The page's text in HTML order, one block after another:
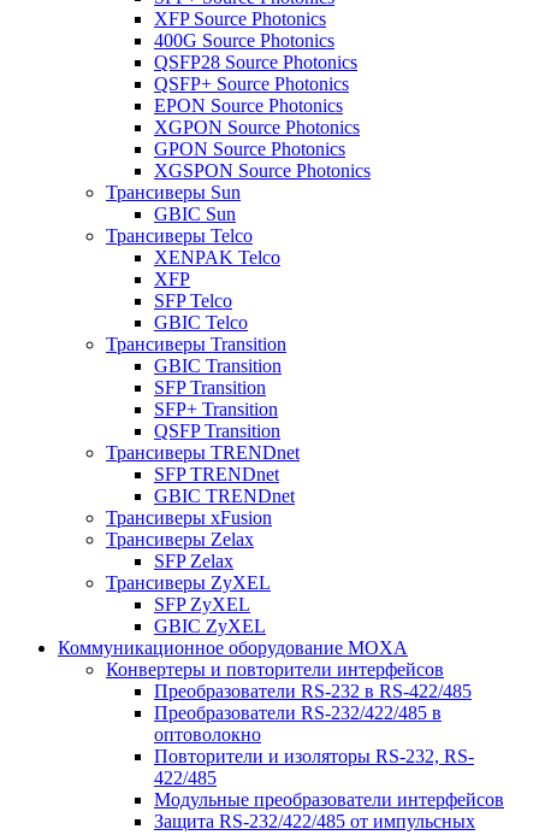
XFP Source Photonics
400G Source Photonics
QSFP28 Source Photonics
QSFP+ Source Photonics
EPON Source Photonics
XGPON Source Photonics
GPON Source Photonics
XGSPON Source Photonics
Трансиверы Sun
GBIC Sun
Трансиверы Telco
XENPAK Telco
XFP
SFP Telco
GBIC Telco
Трансиверы Transition
GBIC Transition
SFP Transition
SFP+ Transition
QSFP Transition
Трансиверы TRENDnet
SFP TRENDnet
GBIC TRENDnet
Трансиверы xFusion
Трансиверы Zelax
SFP Zelax
Трансиверы ZyXEL
SFP ZyXEL
GBIC ZyXEL
Коммуникационное оборудование MOXA
Конвертеры и повторители интерфейсов
Преобразователи RS-232 в RS-422/485
Преобразователи RS-232/422/485 в
оптоволокно
Повторители и изоляторы RS-232, RS-
422/485
Модульные преобразователи интерфейсов
Защита RS-232/422/485 от импульсных